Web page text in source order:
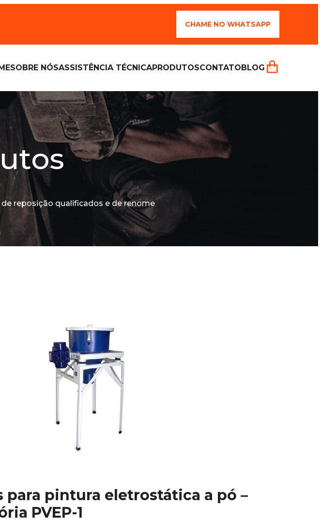
CHAME NO WHATSAPP
SOBRE NÓSASSISTÊNCIA TÉCNICAPRODUTOSCONTATOBLOG
reposição qualificados e de renome
para pintura eletrostática a pó –
PVEP-1